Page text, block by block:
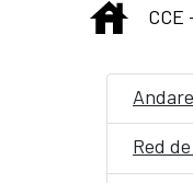
INICIO
CCE
Red